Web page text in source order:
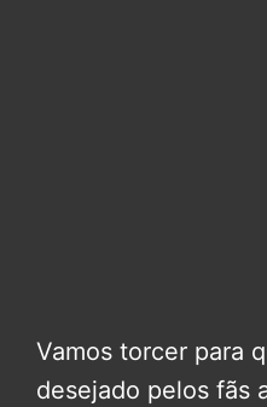
Vamos torcer para
desejado pelos fãs